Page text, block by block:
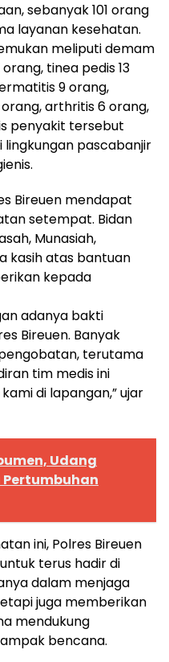
sebanyak 101 orang
layanan kesehatan.
meliputi demam
tinea pedis 13
9 orang,
arthritis 6 orang,
penyakit tersebut
lingkungan pascabanjir
Bireuen mendapat
setempat. Bidan
Munasiah,
kasih atas bantuan
kepada
adanya bakti
Bireuen. Banyak
terutama
tim medis ini
di lapangan,” ujar
Udang
ini, Polres Bireuen
terus hadir di
dalam menjaga
juga memberikan
mendukung
bencana.